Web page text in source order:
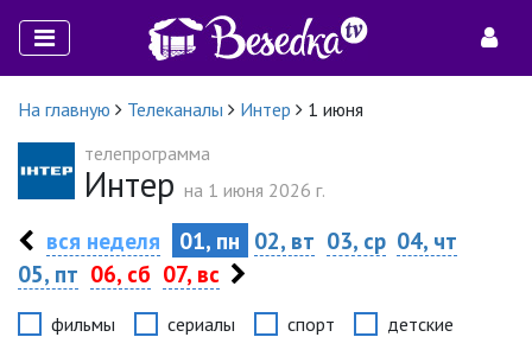
На главную Телеканалы Интер
1 июня
телепрограмма
Интер на 1 июня 2026 г.
вся неделя 01, пн 02, вт 03, ср 04, чт
05, пт 06, сб 07, вс
фильмы сериалы спорт детские